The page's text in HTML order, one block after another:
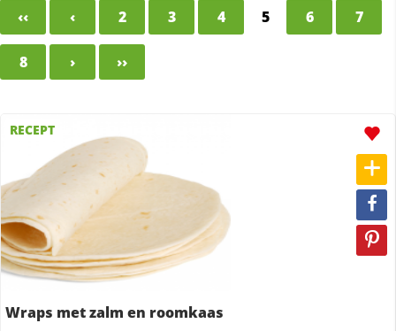
‹‹ ‹ 2 3 4 5 6 7
8 › ››
RECEPT
Wraps met zalm en roomkaas